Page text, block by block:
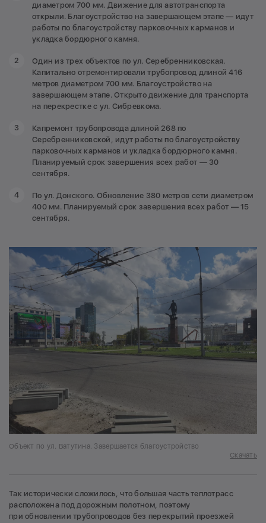
диаметром 700 мм. Движение для автотранспорта
открыли. Благоустройство на завершающем этапе — идут
работы по благоустройству парковочных карманов и
укладка бордюрного камня.
Один из трех объектов по ул. Серебренниковская.
Капитально отремонтировали трубопровод длиной 416
метров диаметром 700 мм. Благоустройство на
завершающем этапе. Открыто движение для транспорта
на перекрестке с ул. Сибревкома.
Капремонт трубопровода длиной 268 по
Серебренниковской, идут работы по благоустройству
парковочных карманов и укладка бордюрного камня.
Планируемый срок завершения всех работ — 30
сентября.
По ул. Донского. Обновление 380 метров сети диаметром
400 мм. Планируемый срок завершения всех работ — 15
сентября.
Объект по ул. Ватутина. Завершается благоустройство
Скачать
Так исторически сложилось, что большая часть теплотрасс
расположена под дорожным полотном, поэтому
при обновлении трубопроводов без перекрытий проезжей